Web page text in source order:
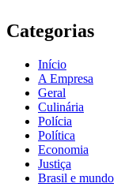
Categorias
Início
A Empresa
Geral
Culinária
Polícia
Política
Economia
Justiça
Brasil e mundo